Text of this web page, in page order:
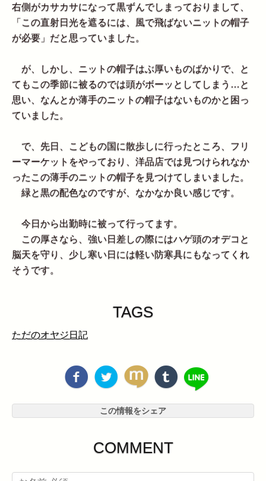
右側がカサカサになって黒ずんでしまっておりまして、
「この直射日光を遮るには、風で飛ばないニットの帽子
が必要」だと思っていました。
が、しかし、ニットの帽子はぶ厚いものばかりで、と
てもこの季節に被るのでは頭がボーッとしてしまう…と
思い、なんとか薄手のニットの帽子はないものかと困っ
ていました。
で、先日、こどもの国に散歩しに行ったところ、フリ
ーマーケットをやっており、洋品店では見つけられなか
ったこの薄手のニットの帽子を見つけてしまいました。
緑と黒の配色なのですが、なかなか良い感じです。
今日から出勤時に被って行ってます。
この厚さなら、強い日差しの際にはハゲ頭のオデコと
脳天を守り、少し寒い日には軽い防寒具にもなってくれ
そうです。
TAGS
ただのオヤジ日記
この情報をシェア
COMMENT